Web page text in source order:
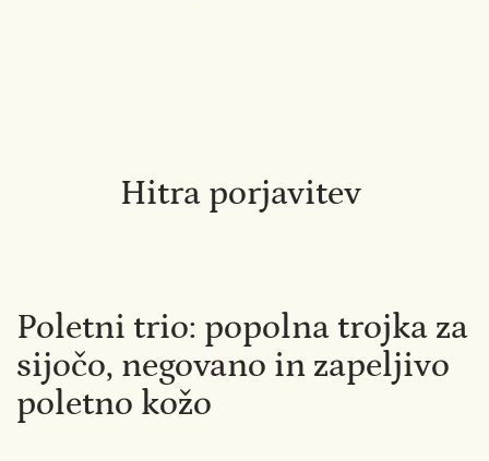
Hitra porjavitev
Poletni trio: popolna trojka za
sijočo, negovano in zapeljivo
poletno kožo